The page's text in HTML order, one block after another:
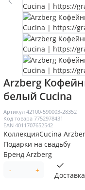
Arzberg
белый Cucina
Артикул 42100-590003-28352
Код товара 7752978431
EAN 4011707652542
КоллекцияCucina
Подарки на свадьбу
Бренд Arzberg
-
+